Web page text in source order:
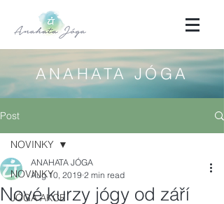
ANAHATA JÓGA
Post
NOVINKY
JÓGA AKCE
NOVINKY
Nové kurzy jógy od září
ANAHATA JÓGA
Aug 10, 2019 2 min read